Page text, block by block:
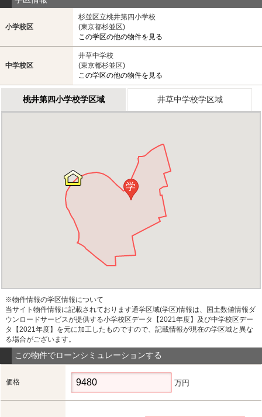
小学校区
杉並区立桃井第四小学校
(東京都杉並区)
この学区の他の物件を見る
中学校区
井草中学校
(東京都杉並区)
この学区の他の物件を見る
桃井第四小学校学区域 井草中学校学区域
学
※物件情報の学区情報について
当サイト物件情報に記載されております通学区域(学区)情報は、国土数値情報ダ
ウンロードサービスが提供する小学校区データ【2021年度】及び中学校区デー
タ【2021年度】を元に加工したものですので、記載情報が現在の学区域と異な
る場合がございます。
この物件でローンシミュレーションする
価格 万円